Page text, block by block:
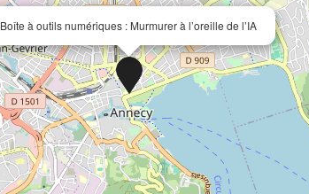
Boîte à outils numériques : Murmurer à l’oreille de l’IA